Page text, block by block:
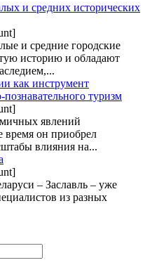
и средних исторических
и средние городские
историю и обладают
как инструмент
познавательного туризм
явлений
время он приобрел
влияния на...
– Заславль – уже
из разных